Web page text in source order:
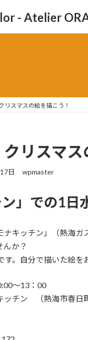
スマスの絵を描こう！
リスマス
日 wpmaster
」での1日
キッチン」（熱海
か？
。自分で描いた絵
～13：00
ッチン （熱海市春日